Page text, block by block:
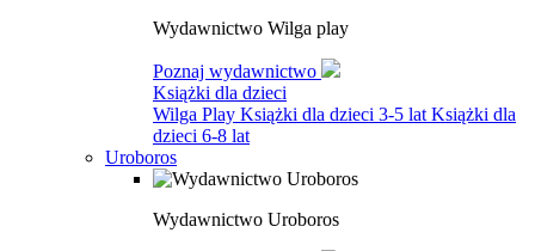
Wydawnictwo Wilga play
Poznaj wydawnictwo
Książki dla dzieci
Wilga Play Książki dla dzieci 3-5 lat Książki dla
dzieci 6-8 lat
Uroboros
Wydawnictwo Uroboros